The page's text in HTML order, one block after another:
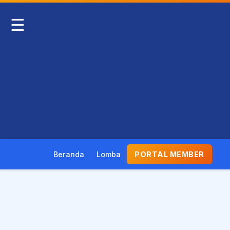
☰
Beranda Lomba PORTAL MEMBER